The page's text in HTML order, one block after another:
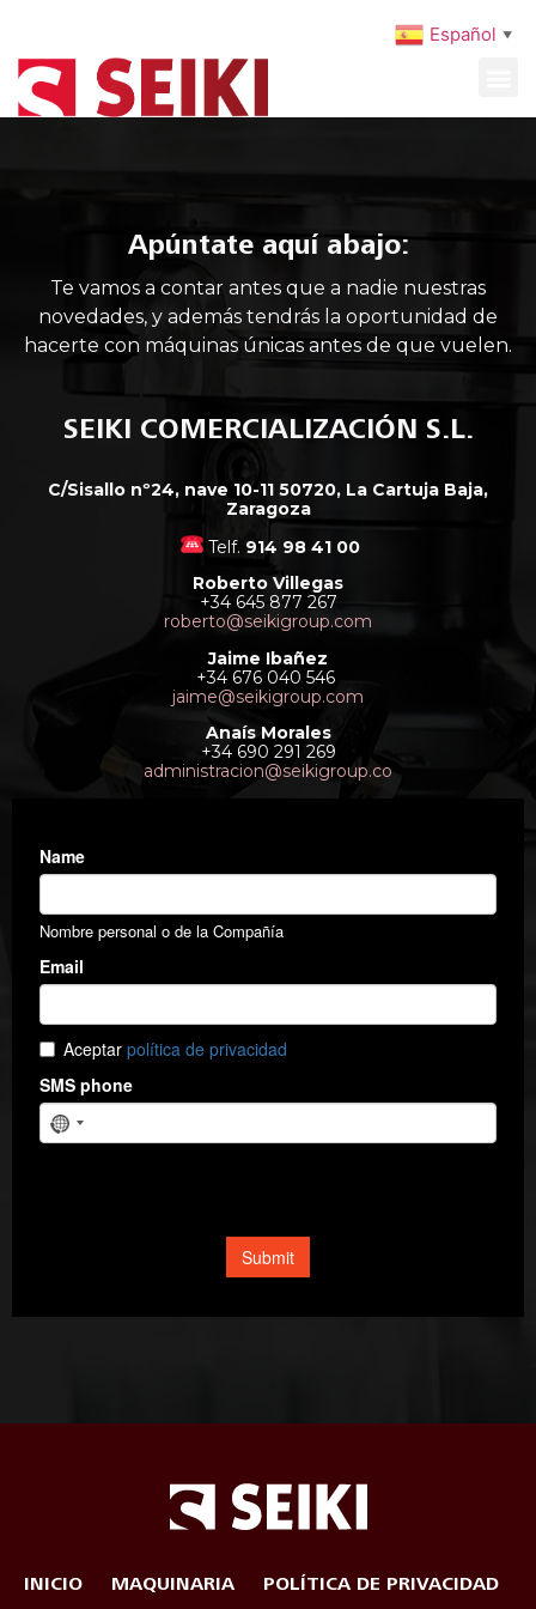
Apúntate aquí abajo:
Te vamos a contar antes que a nadie nuestras
novedades, y además tendrás la oportunidad de
hacerte con máquinas únicas antes de que vuelen.
SEIKI COMERCIALIZACIÓN S.L.
C/Sisallo nº24, nave 10-11 50720, La Cartuja Baja,
Zaragoza
Telf. 914 98 41 00
Roberto Villegas
+34 645 877 267
roberto@seikigroup.com
Jaime Ibañez
+34 676 040 546
jaime@seikigroup.com
Anaís Morales
+34 690 291 269
administracion@seikigroup.co
INICIO MAQUINARIA POLÍTICA DE PRIVACIDAD
Español ▼